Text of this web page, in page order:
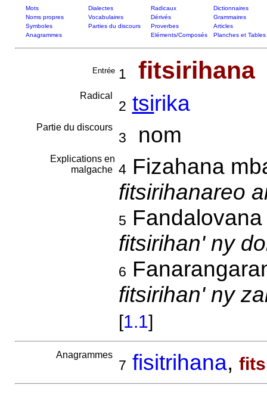
Mots Dialectes Radicaux
Dictionnaires
Noms propres
Vocabulaires Dérivés
Grammaires
Symboles
Parties du discours Proverbes
Articles
Anagrammes
Eléments/Composés Planches et Tables
Entrée 1 fitsirihana
Radical
2 tsirika
Partie du discours
3 nom
Explications en
malgache 4Fizahana
fitsirihanareo
5
fitsirihan' ny
6
fitsirihan' ny
[1.1]
Anagrammes
7 fisitrihana,